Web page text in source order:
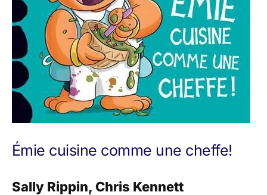
Émie cuisine comme une cheffe!
Sally Rippin, Chris Kennett